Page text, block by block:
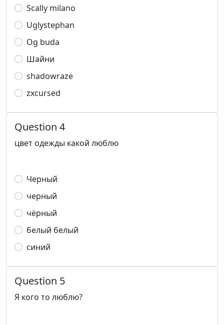
Scally milano
Uglystephan
Og buda
Шайни
shadowraze
zxcursed
Question 4
цвет одежды какой люблю
Черный
черный
чёрный
белый белый
синий
Question 5
Я кого то люблю?